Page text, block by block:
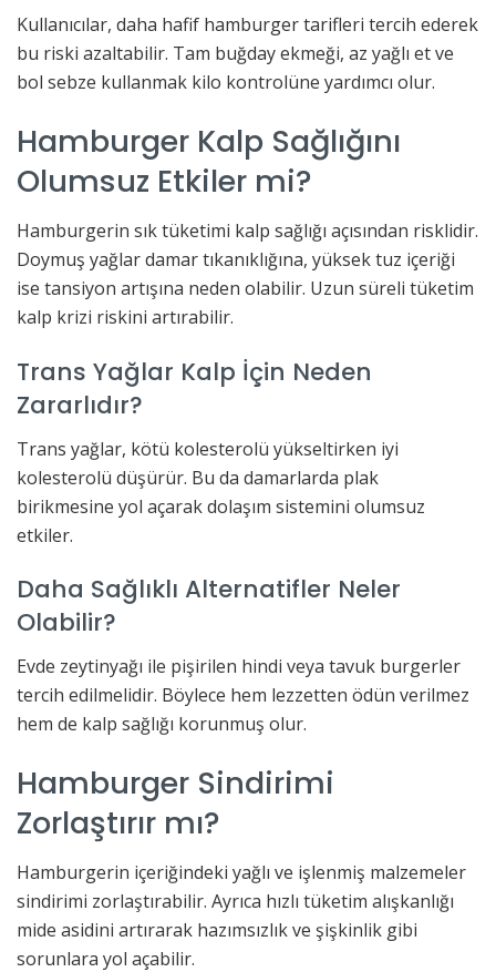
Kullanıcılar, daha hafif hamburger tarifleri tercih ederek
bu riski azaltabilir. Tam buğday ekmeği, az yağlı et ve
bol sebze kullanmak kilo kontrolüne yardımcı olur.
Hamburger Kalp Sağlığını
Olumsuz Etkiler mi?
Hamburgerin sık tüketimi kalp sağlığı açısından risklidir.
Doymuş yağlar damar tıkanıklığına, yüksek tuz içeriği
ise tansiyon artışına neden olabilir. Uzun süreli tüketim
kalp krizi riskini artırabilir.
Trans Yağlar Kalp İçin Neden
Zararlıdır?
Trans yağlar, kötü kolesterolü yükseltirken iyi
kolesterolü düşürür. Bu da damarlarda plak
birikmesine yol açarak dolaşım sistemini olumsuz
etkiler.
Daha Sağlıklı Alternatifler Neler
Olabilir?
Evde zeytinyağı ile pişirilen hindi veya tavuk burgerler
tercih edilmelidir. Böylece hem lezzetten ödün verilmez
hem de kalp sağlığı korunmuş olur.
Hamburger Sindirimi
Zorlaştırır mı?
Hamburgerin içeriğindeki yağlı ve işlenmiş malzemeler
sindirimi zorlaştırabilir. Ayrıca hızlı tüketim alışkanlığı
mide asidini artırarak hazımsızlık ve şişkinlik gibi
sorunlara yol açabilir.